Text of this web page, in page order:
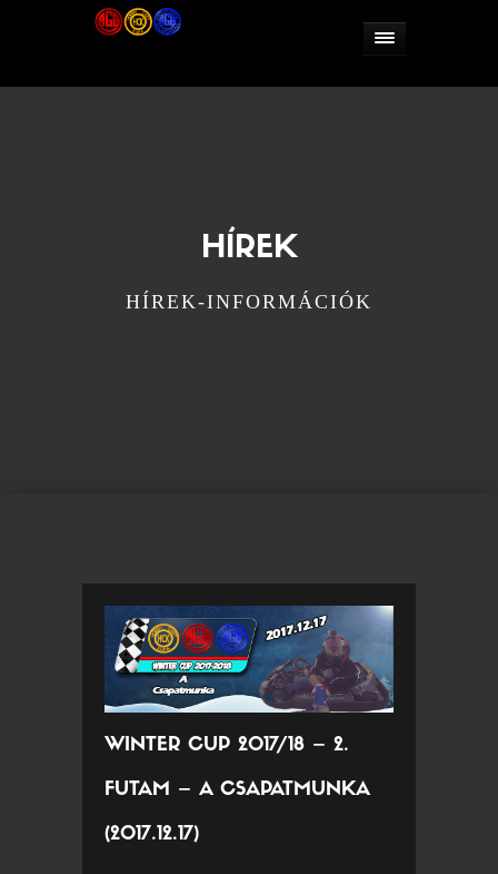
HÍREK
HÍREK-INFORMÁCIÓK
WINTER CUP 2017/18 – 2.
FUTAM – A CSAPATMUNKA
(2017.12.17)